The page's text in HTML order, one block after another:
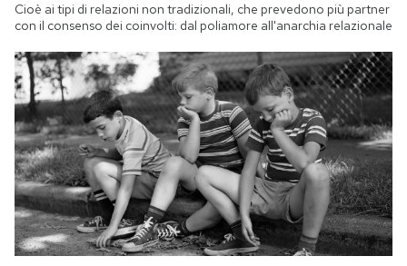
Cioè ai tipi di relazioni non tradizionali, che prevedono più partner
con il consenso dei coinvolti: dal poliamore all'anarchia relazionale